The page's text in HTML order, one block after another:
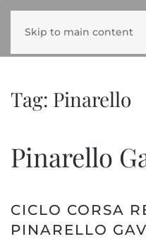
Skip to main content
Tag: Pinarello
Pinarello
CICLO CORSA
PINARELLO